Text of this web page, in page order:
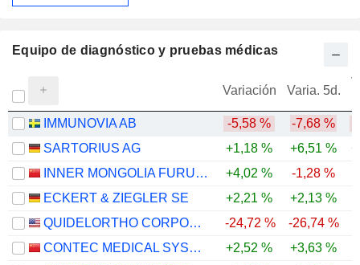
Equipo de diagnóstico y pruebas médicas
Variación Varia. 5d.
IMMUNOVIA AB -5,58 % -7,68 %
SARTORIUS AG
+1,18 % +6,51 %
INNER MONGOLIA FURUI MEDICAL SCIENCE CO., LTD.
+4,02 % -1,28 %
ECKERT & ZIEGLER SE
+2,21 % +2,13 %
QUIDELORTHO CORPORATION
-24,72 % -26,74 %
CONTEC MEDICAL SYSTEMS CO.,LTD
+2,52 % +3,63 %